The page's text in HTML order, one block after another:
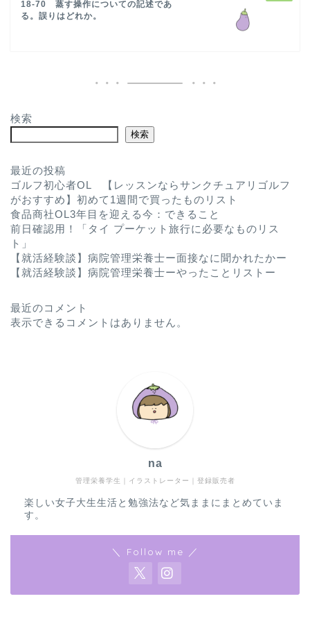
18-70 蒸す操作についての記述であ
る。誤りはどれか。
検索
検索
最近の投稿
ゴルフ初心者OL 【レッスンならサンクチュアリゴルフ
がおすすめ】初めて1週間で買ったものリスト
食品商社OL3年目を迎える今：できること
前日確認用！「タイ プーケット旅行に必要なものリス
ト」
【就活経験談】病院管理栄養士ー面接なに聞かれたかー
【就活経験談】病院管理栄養士ーやったことリストー
最近のコメント
表示できるコメントはありません。
管理栄養学生｜イラストレーター｜登録販売者
na
楽しい女子大生生活と勉強法など気ままにまとめていま
す。
＼ Follow me ／